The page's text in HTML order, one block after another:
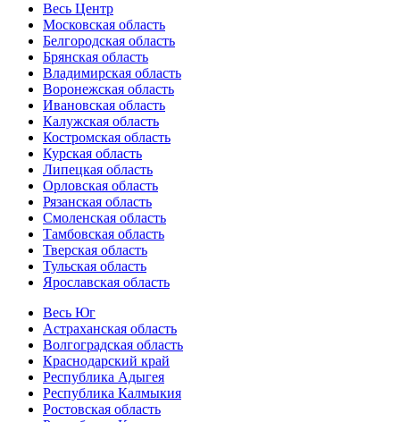
Весь Центр
Московская область
Белгородская область
Брянская область
Владимирская область
Воронежская область
Ивановская область
Калужская область
Костромская область
Курская область
Липецкая область
Орловская область
Рязанская область
Смоленская область
Тамбовская область
Тверская область
Тульская область
Ярославская область
Весь Юг
Астраханская область
Волгоградская область
Краснодарский край
Республика Адыгея
Республика Калмыкия
Ростовская область